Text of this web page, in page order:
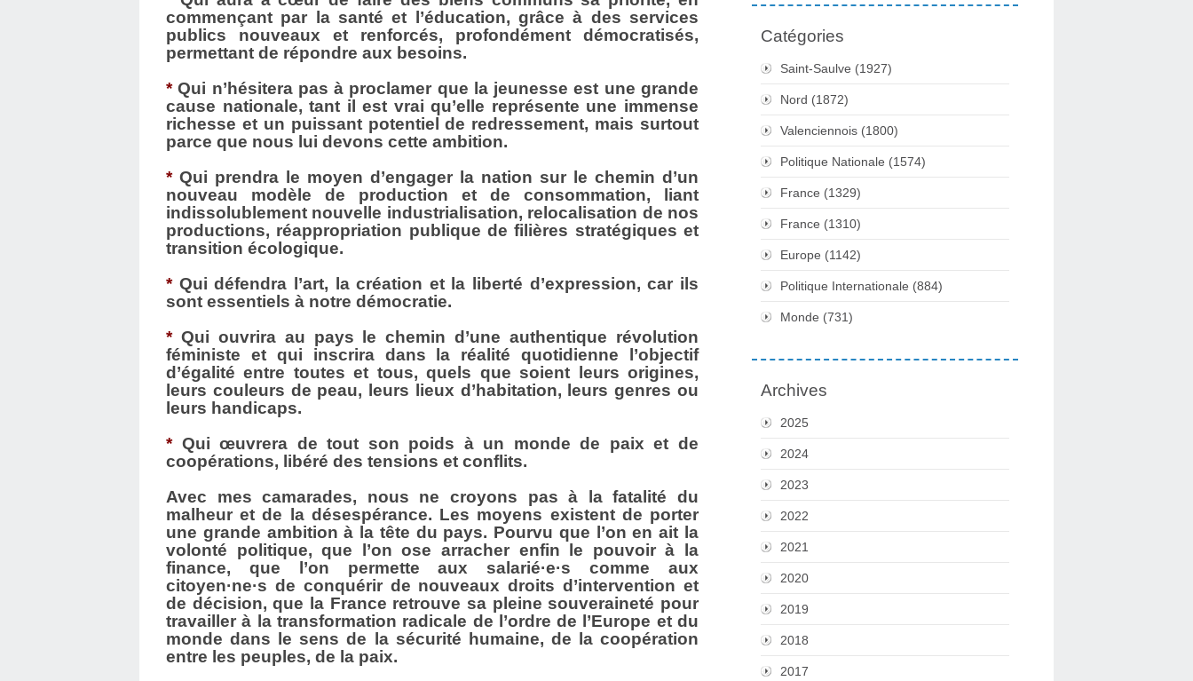
commençant par la santé et l’éducation, grâce à des services
publics nouveaux et renforcés, profondément démocratisés,
permettant de répondre aux besoins.
*Qui n’hésitera pas à proclamer que la jeunesse est une grande
cause nationale, tant il est vrai qu’elle représente une immense
richesse et un puissant potentiel de redressement, mais surtout
parce que nous lui devons cette ambition.
*Qui prendra le moyen d’engager la nation sur le chemin d’un
nouveau modèle de production et de consommation, liant
indissolublement nouvelle industrialisation, relocalisation de nos
productions, réappropriation publique de filières stratégiques et
transition écologique.
* Qui défendra l’art, la création et la liberté d’expression, car ils
sont essentiels à notre démocratie.
* Qui ouvrira au pays le chemin d’une authentique révolution
féministe et qui inscrira dans la réalité quotidienne l’objectif
d’égalité entre toutes et tous, quels que soient leurs origines,
leurs couleurs de peau, leurs lieux d’habitation, leurs genres ou
leurs handicaps.
*Qui œuvrera de tout son poids à un monde de paix et de
coopérations, libéré des tensions et conflits.
Avec mes camarades, nous ne croyons pas à la fatalité du
malheur et de la désespérance. Les moyens existent de porter
une grande ambition à la tête du pays. Pourvu que l’on en ait la
volonté politique, que l’on ose arracher enfin le pouvoir à la
finance, que l’on permette aux salarié·e·s comme aux
citoyen·ne·s de conquérir de nouveaux droits d’intervention et
de décision, que la France retrouve sa pleine souveraineté pour
travailler à la transformation radicale de l’ordre de l’Europe et du
monde dans le sens de la sécurité humaine, de la coopération
entre les peuples, de la paix.
Catégories
Saint-Saulve (1927)
Nord (1872)
Valenciennois (1800)
Politique Nationale (1574)
France (1329)
France (1310)
Europe (1142)
Politique Internationale (884)
Monde (731)
Archives
2025
2024
2023
2022
2021
2020
2019
2018
2017